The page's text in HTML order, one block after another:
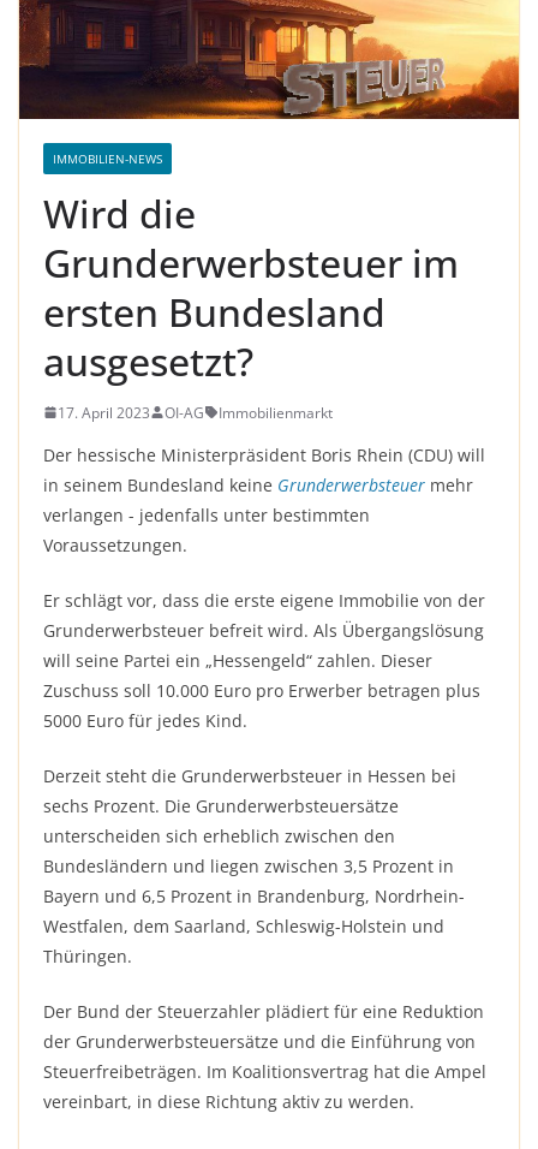
IMMOBILIEN-NEWS
Wird die
Grunderwerbsteuer im
ersten Bundesland
ausgesetzt?
17. April 2023 OI-AG Immobilienmarkt
Der hessische Ministerpräsident Boris Rhein (CDU) will
in seinem Bundesland keine Grunderwerbsteuer mehr
verlangen - jedenfalls unter bestimmten
Voraussetzungen.
Er schlägt vor, dass die erste eigene Immobilie von der
Grunderwerbsteuer befreit wird. Als Übergangslösung
will seine Partei ein „Hessengeld“ zahlen. Dieser
Zuschuss soll 10.000 Euro pro Erwerber betragen plus
5000 Euro für jedes Kind.
Derzeit steht die Grunderwerbsteuer in Hessen bei
sechs Prozent. Die Grunderwerbsteuersätze
unterscheiden sich erheblich zwischen den
Bundesländern und liegen zwischen 3,5 Prozent in
Bayern und 6,5 Prozent in Brandenburg, Nordrhein-
Westfalen, dem Saarland, Schleswig-Holstein und
Thüringen.
Der Bund der Steuerzahler plädiert für eine Reduktion
der Grunderwerbsteuersätze und die Einführung von
Steuerfreibeträgen. Im Koalitionsvertrag hat die Ampel
vereinbart, in diese Richtung aktiv zu werden.